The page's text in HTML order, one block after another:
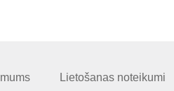
Lietošanas noteikumi